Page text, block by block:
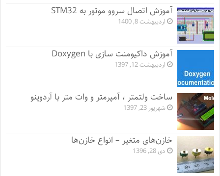
آموزش اتصال سروو موتور به STM32
اردیبهشت 8, 1400
آموزش داکیومنت سازی با Doxygen
اردیبهشت 12, 1397
ساخت ولتمتر ، آمپرمتر و وات متر با آردوینو
شهریور 23, 1397
خازن‌های متغیر – انواع خازن‌ها
دی 28, 1396